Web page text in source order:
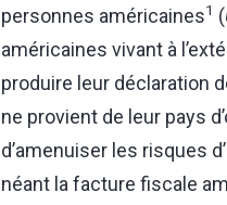
personnes américaines1 (
américaines vivant à
produire leur déclaration
ne provient de leur pays
d’amenuiser les risques
néant la facture fiscale